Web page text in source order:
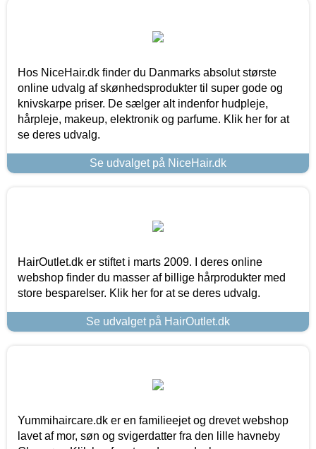
Hos NiceHair.dk finder du Danmarks absolut største
online udvalg af skønhedsprodukter til super gode og
knivskarpe priser. De sælger alt indenfor hudpleje,
hårpleje, makeup, elektronik og parfume. Klik her for at
se deres udvalg.
Se udvalget på NiceHair.dk
HairOutlet.dk er stiftet i marts 2009. I deres online
webshop finder du masser af billige hårprodukter med
store besparelser. Klik her for at se deres udvalg.
Se udvalget på HairOutlet.dk
Yummihaircare.dk er en familieejet og drevet webshop
lavet af mor, søn og svigerdatter fra den lille havneby